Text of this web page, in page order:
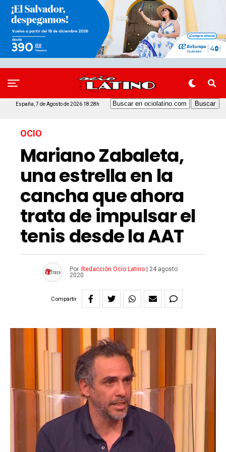
España, 7 de Agosto de 2026 18:28h
OCIO
Mariano Zabaleta,
una estrella en la
cancha que ahora
trata de impulsar el
tenis desde la AAT
Por Redacción Ocio Latino|
24 agosto
2020
Compartir